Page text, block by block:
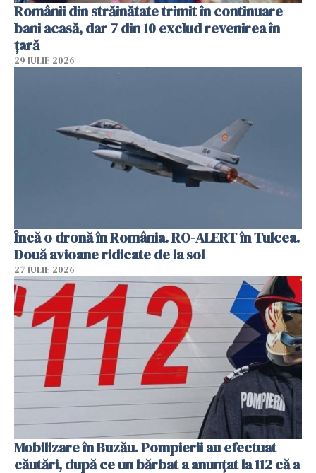
Românii din străinătate trimit în continuare
bani acasă, dar 7 din 10 exclud revenirea în
țară
29 IULIE 2026
Încă o dronă în România. RO-ALERT în Tulcea.
Două avioane ridicate de la sol
27 IULIE 2026
Mobilizare în Buzău. Pompierii au efectuat
căutări, după ce un bărbat a anunțat la 112 că a